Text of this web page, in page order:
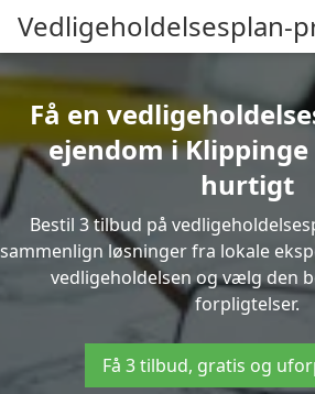
Vedligeholdelsesplan-
Få en
ejendom i
hurtigt
Bestil 3 tilbud på
sammenlign løsninger fra lokale
vedligeholdelsen og vælg den
forpligtelser.
Få 3 tilbud, gratis og